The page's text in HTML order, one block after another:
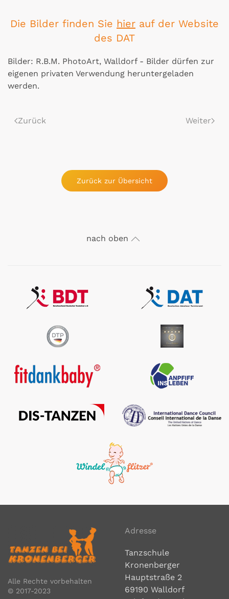
Die Bilder finden Sie hier auf der Website
des DAT
Bilder: R.B.M. PhotoArt, Walldorf - Bilder dürfen zur
eigenen privaten Verwendung heruntergeladen
werden.
Zurück Weiter
Zurück zur Übersicht
nach oben
Alle Rechte vorbehalten
© 2017-2023
Adresse
Tanzschule
Kronenberger
Hauptstraße 2
69190 Walldorf